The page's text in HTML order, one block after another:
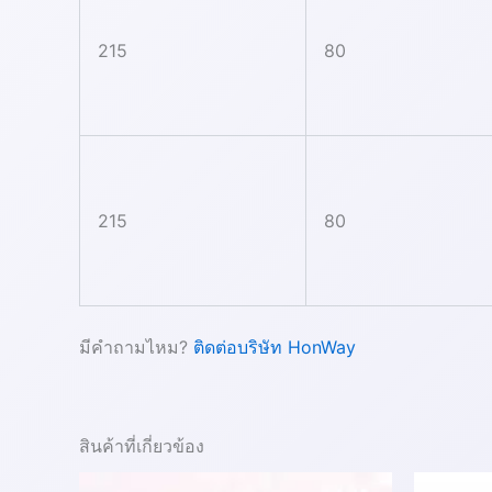
215 80
215 80
มีคำถามไหม? ติดต่อบริษัท HonWay
สินค้าที่เกี่ยวข้อง